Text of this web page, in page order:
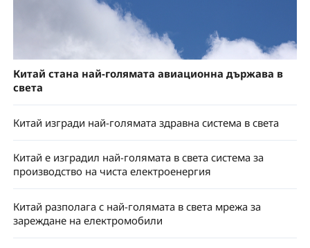
Китай стана най-голямата авиационна държава в
света
Китай изгради най-голямата здравна система в света
Китай е изградил най-голямата в света система за
производство на чиста електроенергия
Китай разполага с най-голямата в света мрежа за
зареждане на електромобили